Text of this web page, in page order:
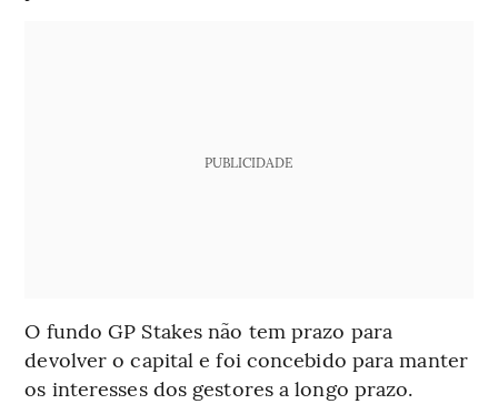
PUBLICIDADE
O fundo GP Stakes não tem prazo para
devolver o capital e foi concebido para manter
os interesses dos gestores a longo prazo.